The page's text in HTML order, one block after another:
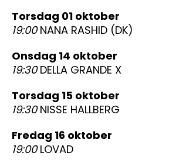
torsdag 01 oktober
19:00NANA RASHID (DK)
onsdag 14 oktober
19:30DELLA GRANDE X
torsdag 15 oktober
19:30NISSE HALLBERG
fredag 16 oktober
19:00LOVAD